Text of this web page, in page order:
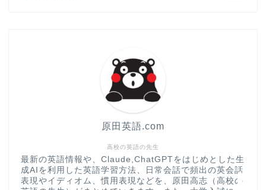
高校の英語の先生
原田英語.com
最新の英語情報や、Claude,ChatGPTをはじめとした生
成AIを利用した英語学習方法、日常会話で頻出の英会話
表現やイディオム、慣用表現などを、原田高志（高校の
大学入試英語対策講座
英語名言・格言・カッコい
い英語＆素敵な英文フレー
CONTACT